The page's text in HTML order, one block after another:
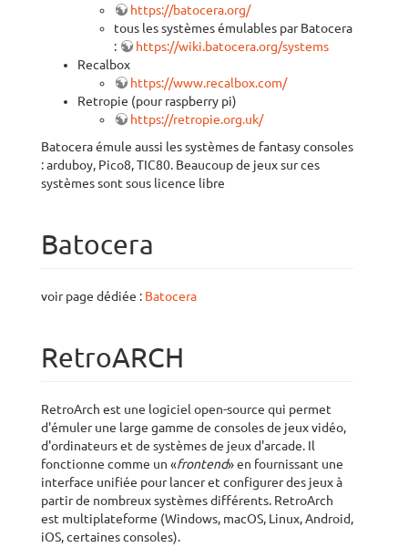
https://batocera.org/
tous les systèmes émulables par Batocera
:
https://wiki.batocera.org/systems
Recalbox
https://www.recalbox.com/
Retropie (pour raspberry pi)
https://retropie.org.uk/
Batocera émule aussi les systèmes de fantasy consoles
: arduboy, Pico8, TIC80. Beaucoup de jeux sur ces
systèmes sont sous licence libre
Batocera
voir page dédiée : Batocera
RetroARCH
RetroArch est une logiciel open-source qui permet
d'émuler une large gamme de consoles de jeux vidéo,
d'ordinateurs et de systèmes de jeux d'arcade. Il
fonctionne comme un «frontend» en fournissant une
interface unifiée pour lancer et configurer des jeux à
partir de nombreux systèmes différents. RetroArch
est multiplateforme (Windows, macOS, Linux, Android,
iOS, certaines consoles).